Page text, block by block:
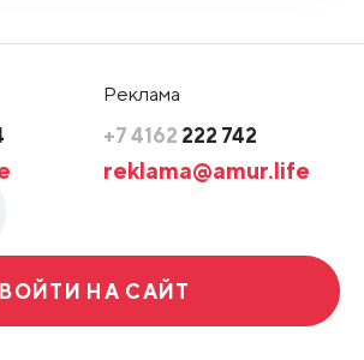
Реклама
+7 4162 222 742
reklama@amur.life
ВОЙТИ НА САЙТ